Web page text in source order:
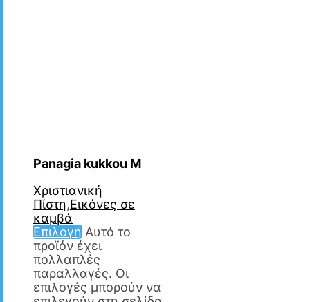
Panagia kukkou M
Χριστιανική
Πίστη,Εικόνες σε
καμβά
Επιλογή Αυτό το
προϊόν έχει
πολλαπλές
παραλλαγές. Οι
επιλογές μπορούν να